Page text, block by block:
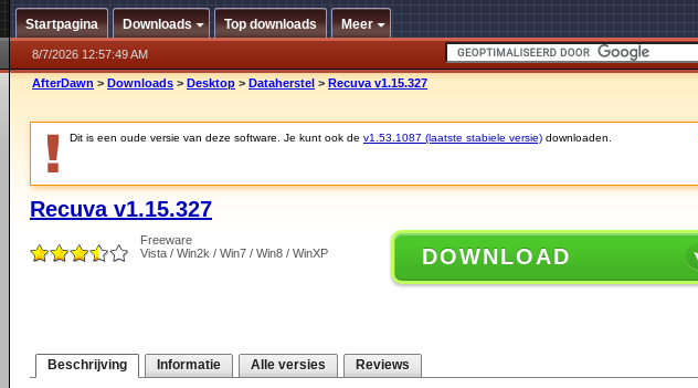
Startpagina Downloads Top downloads Meer
8/7/2026 12:57:49 AM
AfterDawn > Downloads > Desktop > Dataherstel > Recuva v1.15.327
Dit is een oude versie van deze software. Je kunt ook de v1.53.1087 (laatste stabiele versie) downloaden.
Recuva v1.15.327
Freeware
Vista / Win2k / Win7 / Win8 / WinXP
DOWNLOAD
Beschrijving Informatie Alle versies Reviews